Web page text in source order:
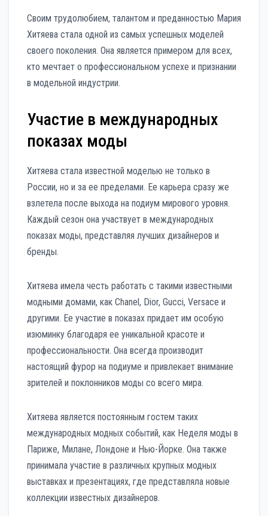
Своим трудолюбием, талантом и преданностью Мария
Хитяева стала одной из самых успешных моделей
своего поколения. Она является примером для всех,
кто мечтает о профессиональном успехе и признании
в модельной индустрии.
Участие в международных
показах моды
Хитяева стала известной моделью не только в
России, но и за ее пределами. Ее карьера сразу же
взлетела после выхода на подиум мирового уровня.
Каждый сезон она участвует в международных
показах моды, представляя лучших дизайнеров и
бренды.
Хитяева имела честь работать с такими известными
модными домами, как Chanel, Dior, Gucci, Versace и
другими. Ее участие в показах придает им особую
изюминку благодаря ее уникальной красоте и
профессиональности. Она всегда производит
настоящий фурор на подиуме и привлекает внимание
зрителей и поклонников моды со всего мира.
Хитяева является постоянным гостем таких
международных модных событий, как Неделя моды в
Париже, Милане, Лондоне и Нью-Йорке. Она также
принимала участие в различных крупных модных
выставках и презентациях, где представляла новые
коллекции известных дизайнеров.